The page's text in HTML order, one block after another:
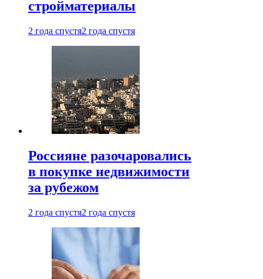
стройматериалы
2 года спустя2 года спустя
Россияне разочаровались
в покупке недвижимости
за рубежом
2 года спустя2 года спустя